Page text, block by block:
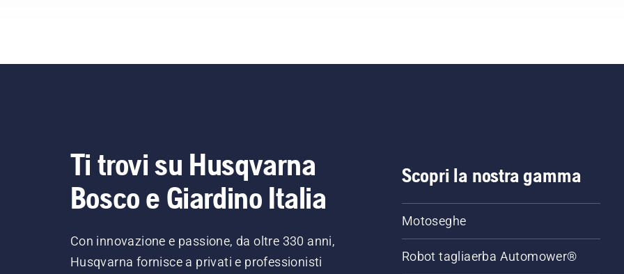
Ti trovi su Husqvarna
Bosco e Giardino Italia
Con innovazione e passione, da oltre 330 anni,
Husqvarna fornisce a privati e professionisti
Scopri la nostra gamma
Motoseghe
Robot tagliaerba Automower®